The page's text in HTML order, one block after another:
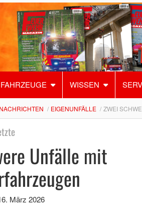
FAHRZEUGE WISSEN
NACHRICHTEN EIGENUNFÄLLE ZWEI
Unfälle mit
März 2026